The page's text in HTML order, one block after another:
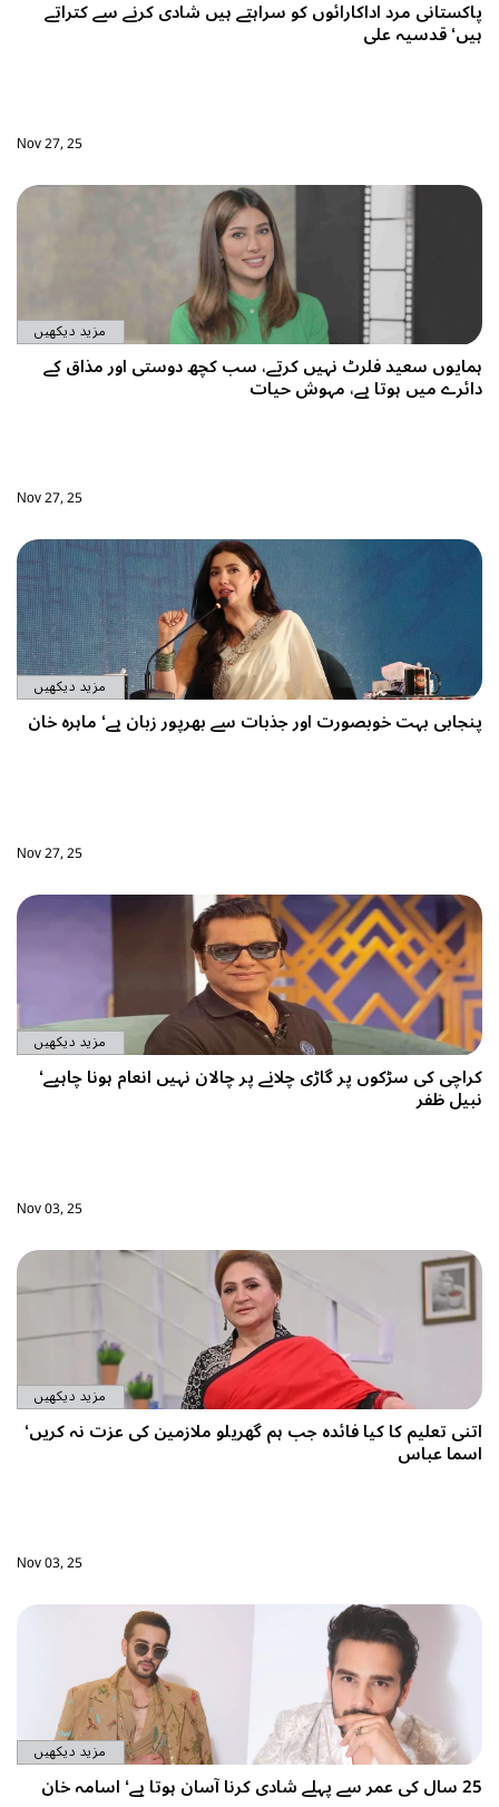
پاکستانی مرد اداکارائوں کو سراہتے ہیں شادی کرنے سے کتراتے
ہیں‘ قدسیہ علی
Nov 27, 25
مزید دیکھیں
ہمایوں سعید فلرٹ نہیں کرتے، سب کچھ دوستی اور مذاق کے
دائرے میں ہوتا ہے، مہوش حیات
Nov 27, 25
مزید دیکھیں
پنجابی بہت خوبصورت اور جذبات سے بھرپور زبان ہے‘ ماہرہ خان
Nov 27, 25
مزید دیکھیں
کراچی کی سڑکوں پر گاڑی چلانے پر چالان نہیں انعام ہونا چاہیے‘
نبیل ظفر
Nov 03, 25
مزید دیکھیں
اتنی تعلیم کا کیا فائدہ جب ہم گھریلو ملازمین کی عزت نہ کریں‘
اسما عباس
Nov 03, 25
مزید دیکھیں
25 سال کی عمر سے پہلے شادی کرنا آسان ہوتا ہے‘ اسامہ خان